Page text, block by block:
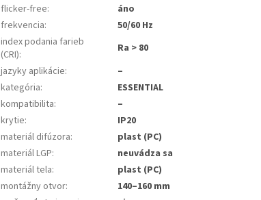
flicker-free:
áno
frekvencia:
50/60 Hz
index podania farieb
(CRI):
Ra > 80
jazyky aplikácie:
–
kategória:
ESSENTIAL
kompatibilita:
–
krytie:
IP20
materiál difúzora:
plast (PC)
materiál LGP:
neuvádza sa
materiál tela:
plast (PC)
montážny otvor:
140–160 mm